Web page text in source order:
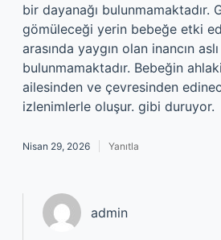
bir dayanağı bulunmamaktadır.
gömüleceği yerin bebeğe etki
arasında yaygın olan inancın aslı
bulunmamaktadır. Bebeğin
ailesinden ve çevresinden
izlenimlerle oluşur. gibi duruyor.
Nisan 29, 2026 Yanıtla
admin